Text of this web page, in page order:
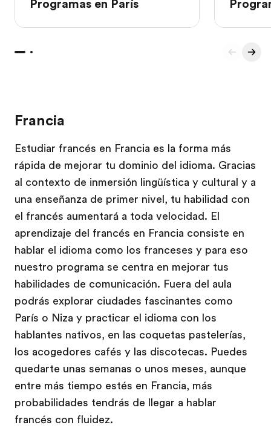
Programas en París
Francia
Estudiar francés en Francia es la forma más
rápida de mejorar tu dominio del idioma. Gracias
al contexto de inmersión lingüística y cultural y a
una enseñanza de primer nivel, tu habilidad con
el francés aumentará a toda velocidad. El
aprendizaje del francés en Francia consiste en
hablar el idioma como los franceses y para eso
nuestro programa se centra en mejorar tus
habilidades de comunicación. Fuera del aula
podrás explorar ciudades fascinantes como
París o Niza y practicar el idioma con los
hablantes nativos, en las coquetas pastelerías,
los acogedores cafés y las discotecas. Puedes
quedarte unas semanas o unos meses, aunque
entre más tiempo estés en Francia, más
probabilidades tendrás de llegar a hablar
francés con fluidez.